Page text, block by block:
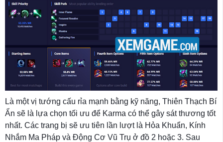
Là một vị tướng cấu rỉa mạnh bằng kỹ năng, Thiên Thạch Bí
Ẩn sẽ là lựa chọn tối ưu để Karma có thể gây sát thương tốt
nhất. Các trang bị sẽ ưu tiên lần lượt là Hỏa Khuẩn, Kính
Nhắm Ma Pháp và Động Cơ Vũ Trụ ở đồ 2 hoặc 3. Sau